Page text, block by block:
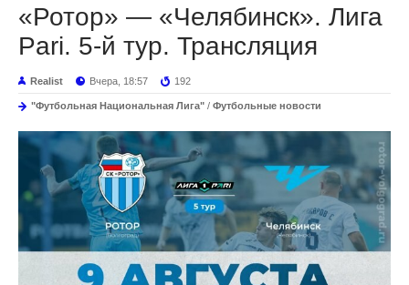
«Ротор» — «Челябинск». Лига
Pari. 5-й тур. Трансляция
Realist Вчера, 18:57 192
"Футбольная Национальная Лига" / Футбольные новости